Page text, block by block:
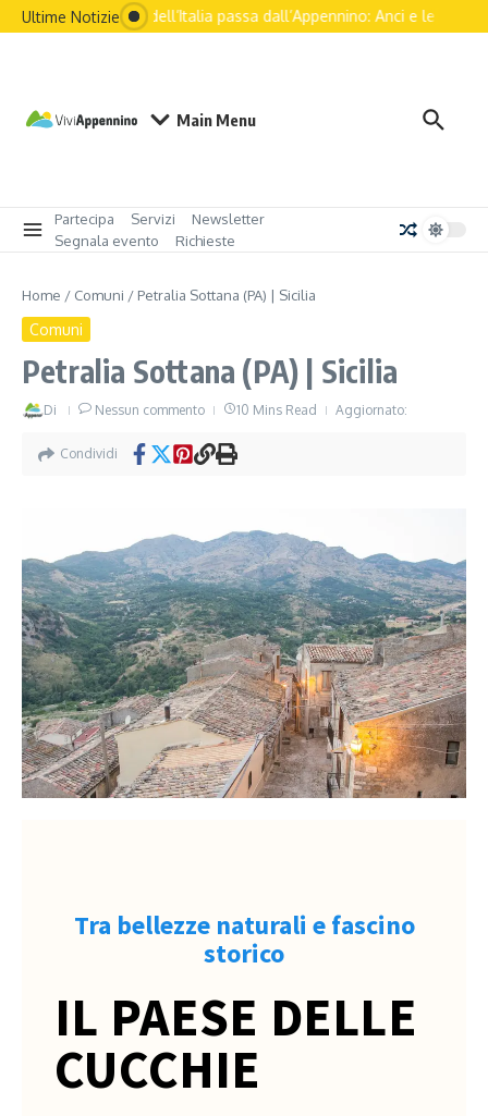
Ultime NotizieIl futuro dell’Italia passa dall’Appennino: Anci e le
Main Menu
Partecipa Servizi
Newsletter
Segnala evento
Richieste
Home / Comuni / Petralia Sottana (PA) | Sicilia
Comuni
Petralia Sottana (PA) | Sicilia
Di Nessun commento 10 Mins Read Aggiornato:
Condividi
Tra bellezze naturali e fascino
storico
IL PAESE DELLE
CUCCHIE